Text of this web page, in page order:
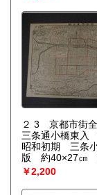
２ 3 京都市街
三条通小橋東
昭和初期 三条
版 約40×27㎝
札 古文書
￥2,200